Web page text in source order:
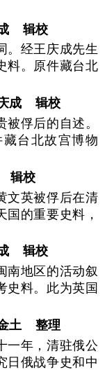
辑校
经王庆成先生
料。原件藏台北
成 辑校
俘后的自述。
台北故宫博物
辑校
英被俘后在清
的重要史料，
辑校
地区的活动叙
史料。此为英国
土 整理
年，清驻俄公
日俄战争史和中